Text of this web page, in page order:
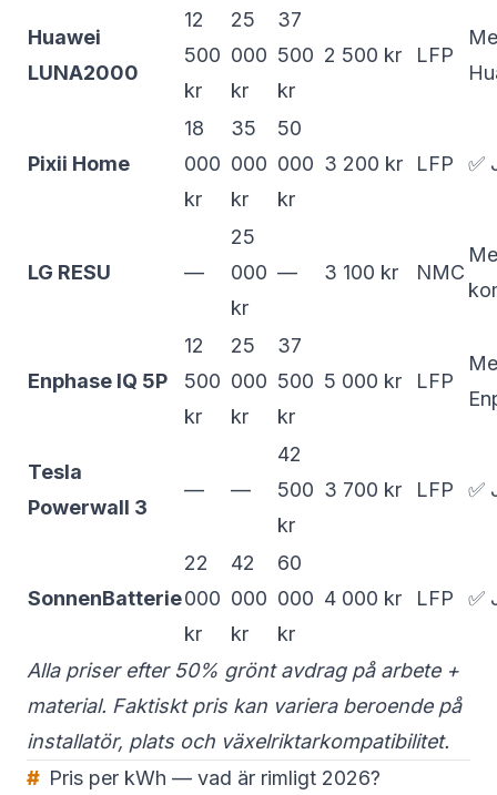
Huawei
LUNA2000
12
500
kr
25
000
kr
37
500
kr
2 500 kr LFP
Pixii Home
18
000
kr
35
000
kr
50
000
kr
3 200 kr LFP ✅
LG RESU —
25
000
kr
— 3 100 kr NMC
Enphase IQ 5P
12
500
kr
25
000
kr
37
500
kr
5 000 kr LFP
Tesla
Powerwall 3
— —
42
500
kr
3 700 kr LFP ✅
SonnenBatterie
22
000
kr
42
000
kr
60
000
kr
4 000 kr LFP ✅
Alla priser efter 50% grönt avdrag på arbete +
material. Faktiskt pris kan variera beroende på
installatör, plats och växelriktarkompatibilitet.
Pris per kWh — vad är rimligt 2026?